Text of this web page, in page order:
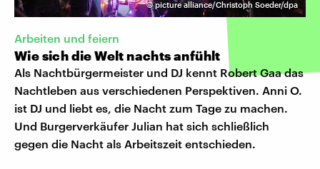
©picture alliance/Christoph Soeder/dpa
Arbeiten und feiern
Wie sich die Welt nachts anfühlt
Als Nachtbürgermeister und DJ kennt Robert Gaa das
Nachtleben aus verschiedenen Perspektiven. Anni O.
ist DJ und liebt es, die Nacht zum Tage zu machen.
Und Burgerverkäufer Julian hat sich schließlich
gegen die Nacht als Arbeitszeit entschieden.